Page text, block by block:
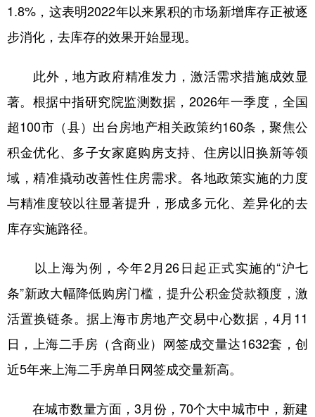
1.8%，这表明2022年以来累积的市场新增库存正被逐
步消化，去库存的效果开始显现。
此外，地方政府精准发力，激活需求措施成效显
著。根据中指研究院监测数据，2026年一季度，全国
超100市（县）出台房地产相关政策约160条，聚焦公
积金优化、多子女家庭购房支持、住房以旧换新等领
域，精准撬动改善性住房需求。各地政策实施的力度
与精准度较以往显著提升，形成多元化、差异化的去
库存实施路径。
以上海为例，今年2月26日起正式实施的“沪七
条”新政大幅降低购房门槛，提升公积金贷款额度，激
活置换链条。据上海市房地产交易中心数据，4月11
日，上海二手房（含商业）网签成交量达1632套，创
近5年来上海二手房单日网签成交量新高。
在城市数量方面，3月份，70个大中城市中，新建